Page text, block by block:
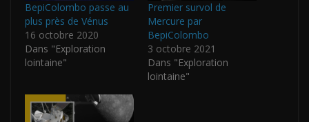
BepiColombo passe au
plus près de Vénus
16 octobre 2020
Dans "Exploration
lointaine"
Premier survol de
Mercure par
BepiColombo
3 octobre 2021
Dans "Exploration
lointaine"